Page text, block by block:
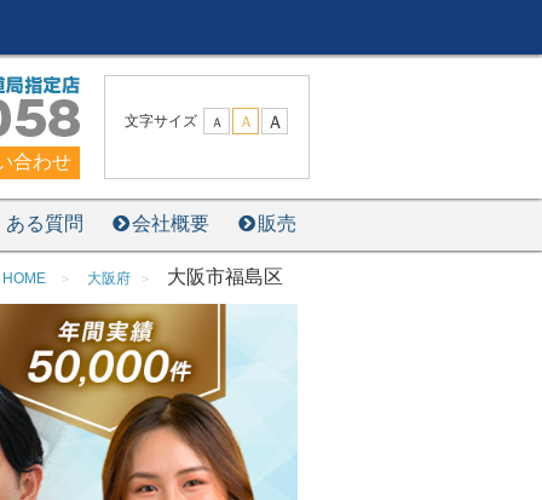
合わせ
文字サイズ Ａ Ａ Ａ
ある質問 会社概要 販売
HOME 大阪府 大阪市福島区